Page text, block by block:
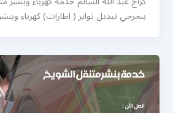
بنجرجي تبديل تواير ( اطارات) كهرباء